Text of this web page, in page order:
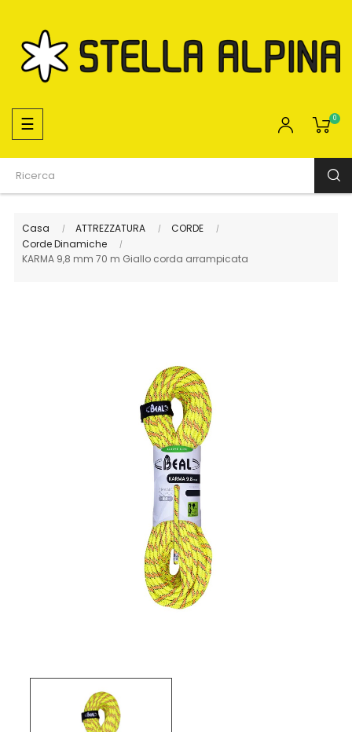
navigazione
Toggle
☰ 0
Casa ATTREZZATURA
CORDE
Corde Dinamiche
KARMA 9,8 mm 70 m Giallo corda arrampicata